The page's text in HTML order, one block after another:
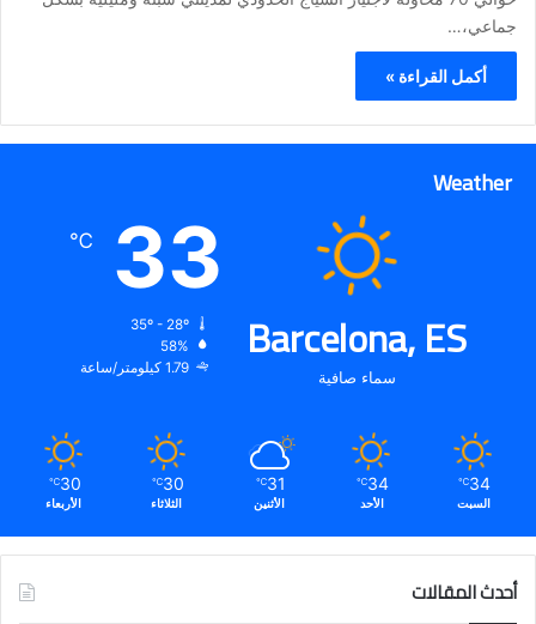
جماعي،…
أكمل القراءة »
Weather
Barcelona, ES
سماء صافية
33
℃
58%
1.79 كيلومتر/ساعة
34
℃
السبت
34
℃
الأحد
31
℃
الأثنين
30
℃
الثلاثاء
30
℃
الأربعاء
أحدث المقالات